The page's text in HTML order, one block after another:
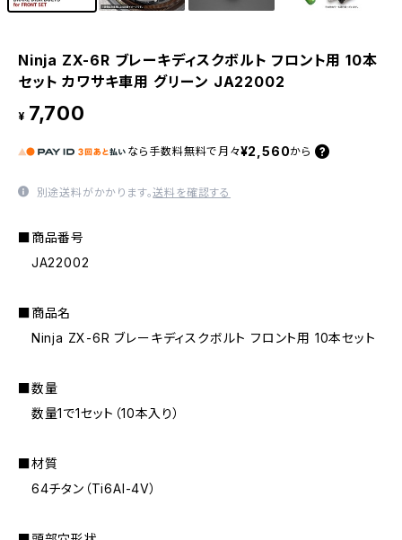
Ninja ZX-6R ブレーキディスクボルト フロント用 10本
セット カワサキ車用 グリーン JA22002
¥ 7,700
なら 手数料無料で 月々¥2,560から
別途送料がかかります。送料を確認する
■商品番号
JA22002
■商品名
Ninja ZX-6R ブレーキディスクボルト フロント用 10本セット
■数量
数量1で1セット（10本入り）
■材質
64チタン（Ti6AI-4V）